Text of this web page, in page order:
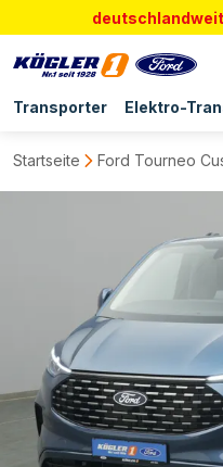
Transporter Elektro-
Startseite Ford Tourneo